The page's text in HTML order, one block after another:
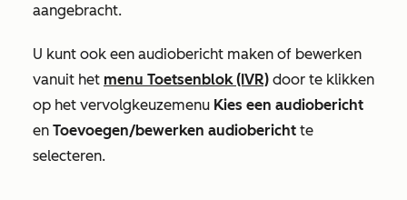
aangebracht.
U kunt ook een audiobericht maken of bewerken
vanuit het menu Toetsenblok (IVR) door te klikken
op het vervolgkeuzemenu Kies een audiobericht
en Toevoegen/bewerken audiobericht te
selecteren.